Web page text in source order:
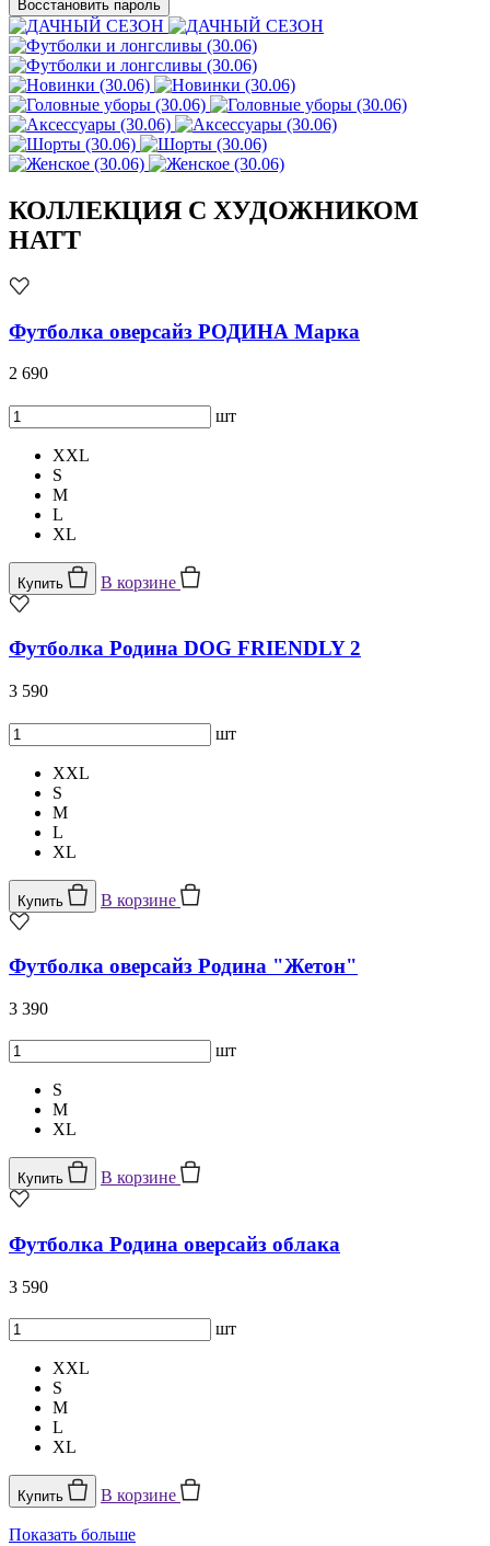
Восстановить пароль
КОЛЛЕКЦИЯ С ХУДОЖНИКОМ
HATT
Футболка оверсайз РОДИНА Марка
2 690
шт
XXL
S
M
L
XL
Купить В корзине
Футболка Родина DOG FRIENDLY 2
3 590
шт
XXL
S
M
L
XL
Купить В корзине
Футболка оверсайз Родина "Жетон"
3 390
шт
S
M
XL
Купить В корзине
Футболка Родина оверсайз облака
3 590
шт
XXL
S
M
L
XL
Купить В корзине
Показать больше